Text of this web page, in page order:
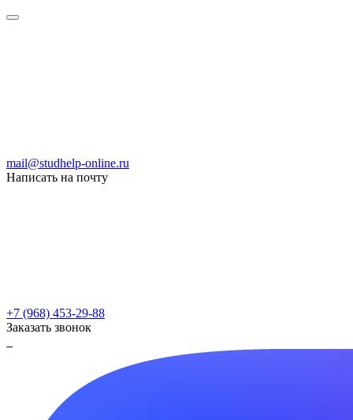
mail@studhelp-online.ru
Написать на почту
+7 (968) 453-29-88
Заказать звонок